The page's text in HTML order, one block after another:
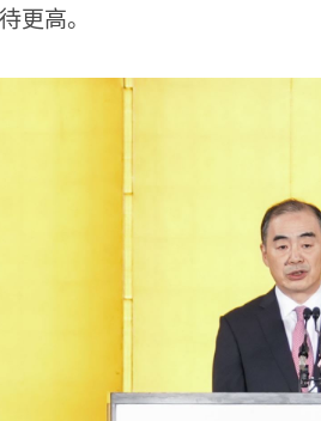
更高。